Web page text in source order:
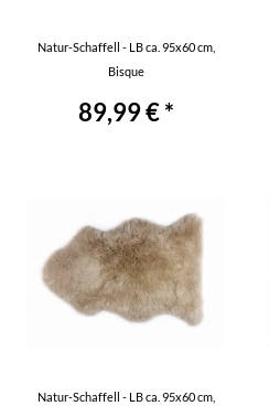
Natur-Schaffell - LB ca. 95x60 cm,
Bisque
89,99 € *
Natur-Schaffell - LB ca. 95x60 cm,